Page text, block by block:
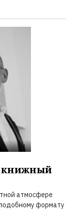
книжный
атмосфере
формату